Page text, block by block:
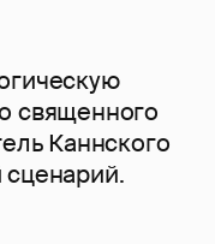
священного
Каннского
сценарий.